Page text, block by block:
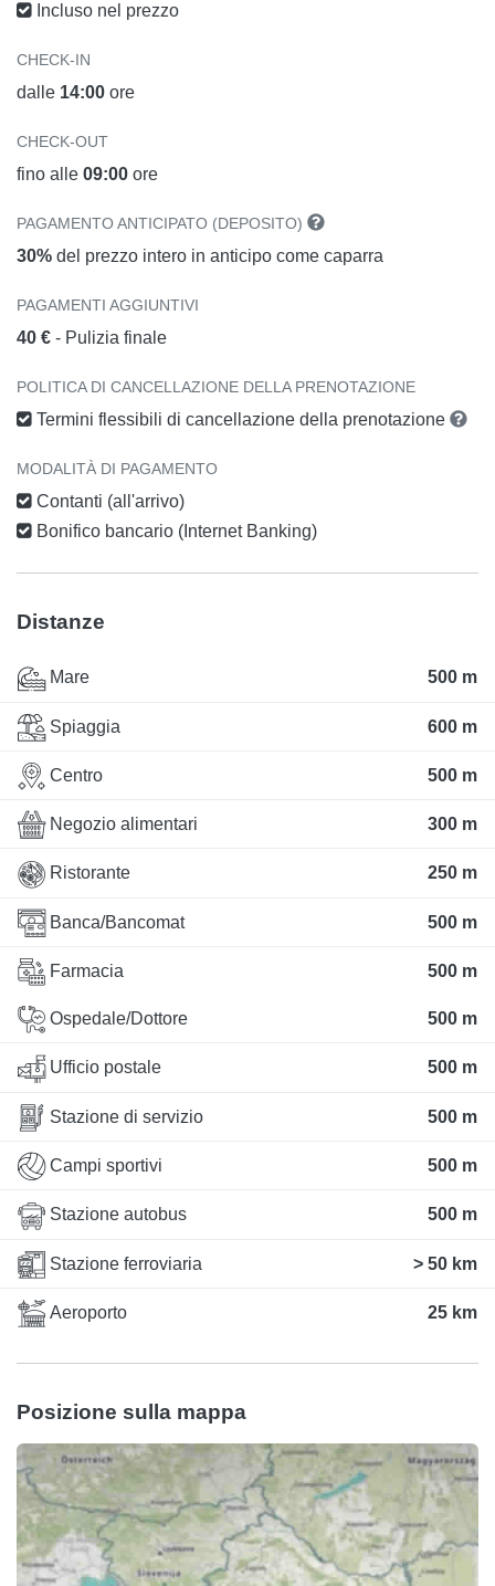
Incluso nel prezzo
CHECK-IN
dalle 14:00 ore
CHECK-OUT
fino alle 09:00 ore
PAGAMENTO ANTICIPATO (DEPOSITO)
30% del prezzo intero in anticipo come caparra
PAGAMENTI AGGIUNTIVI
40 € - Pulizia finale
POLITICA DI CANCELLAZIONE DELLA PRENOTAZIONE
Termini flessibili di cancellazione della prenotazione
MODALITÀ DI PAGAMENTO
Contanti (all'arrivo)
Bonifico bancario (Internet Banking)
Distanze
Mare 500 m
Spiaggia 600 m
Centro 500 m
Negozio alimentari 300 m
Ristorante 250 m
Banca/Bancomat 500 m
Farmacia 500 m
Ospedale/Dottore 500 m
Ufficio postale 500 m
Stazione di servizio 500 m
Campi sportivi 500 m
Stazione autobus 500 m
Stazione ferroviaria > 50 km
Aeroporto 25 km
Posizione sulla mappa